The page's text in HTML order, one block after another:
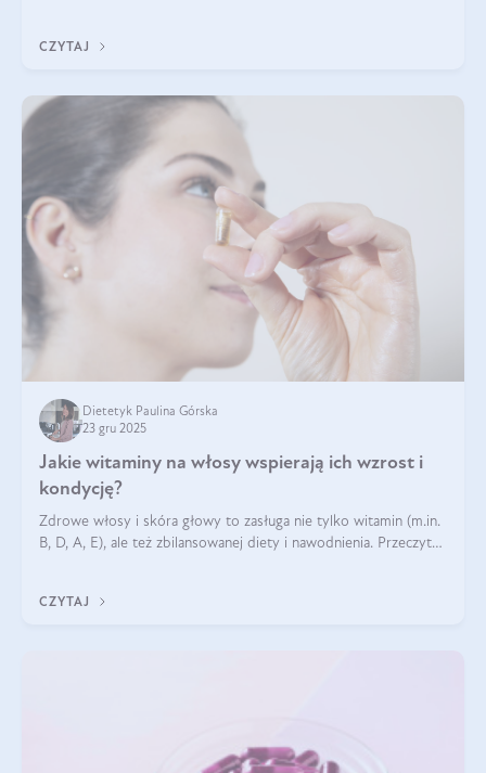
CZYTAJ
Dietetyk Paulina Górska
23 gru 2025
Jakie witaminy na włosy wspierają ich wzrost i
kondycję?
Zdrowe włosy i skóra głowy to zasługa nie tylko witamin (m.in.
B, D, A, E), ale też zbilansowanej diety i nawodnienia. Przeczytaj
CZYTAJ